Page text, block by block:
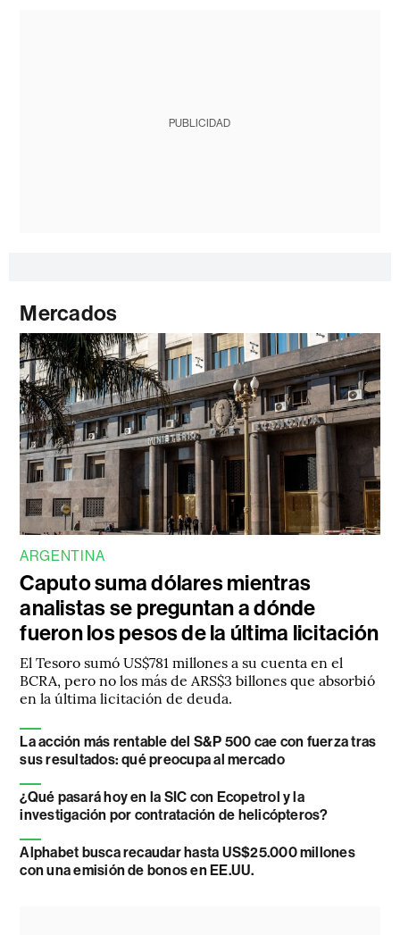
PUBLICIDAD
Mercados
ARGENTINA
Caputo suma dólares mientras
analistas se preguntan a dónde
fueron los pesos de la última licitación
El Tesoro sumó US$781 millones a su cuenta en el
BCRA, pero no los más de ARS$3 billones que absorbió
en la última licitación de deuda.
La acción más rentable del S&P 500 cae con fuerza tras
sus resultados: qué preocupa al mercado
¿Qué pasará hoy en la SIC con Ecopetrol y la
investigación por contratación de helicópteros?
Alphabet busca recaudar hasta US$25.000 millones
con una emisión de bonos en EE.UU.